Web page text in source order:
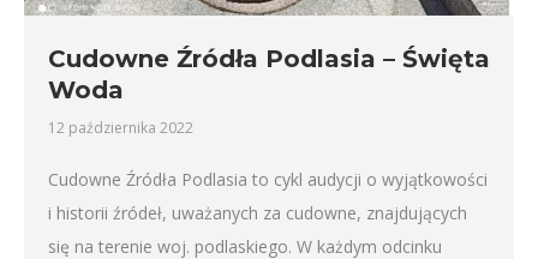
Cudowne Źródła Podlasia – Święta
Woda
12 października 2022
Cudowne Źródła Podlasia to cykl audycji o wyjątkowości
i historii źródeł, uważanych za cudowne, znajdujących
się na terenie woj. podlaskiego. W każdym odcinku